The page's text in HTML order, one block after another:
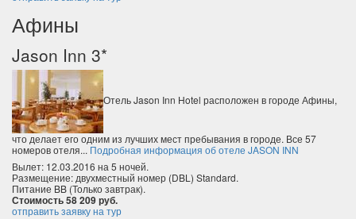
Афины
Jason Inn 3*
Отель Jason Inn Hotel расположен в городе Афины,
что делает его одним из лучших мест пребывания в городе. Все 57
номеров отеля... Подробная информация об отеле JASON INN
Вылет: 12.03.2016 на 5 ночей.
Размещение: двухместный номер (DBL) Standard.
Питание BB (Только завтрак).
Стоимость 58 209 руб.
отправить заявку на тур